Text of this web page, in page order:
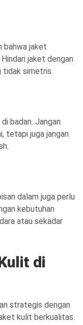
bahwa jaket
jaket dengan
tidak simetris.
badan. Jangan
tetapi juga jangan
dalam juga perlu
kebutuhan
atau sekadar
di
strategis dengan
kulit berkualitas.